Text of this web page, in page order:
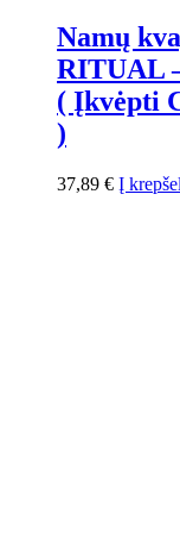
Namų
RITUAL
( Įkvėpti
)
37,89 € Į